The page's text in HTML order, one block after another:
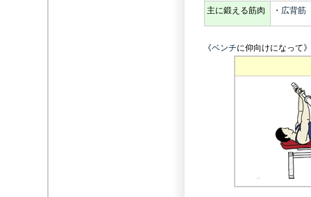
主に鍛える筋肉 ・ 広背筋
《ベンチに仰向けになって》